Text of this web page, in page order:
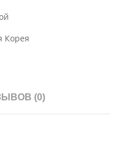
Корея
(0)